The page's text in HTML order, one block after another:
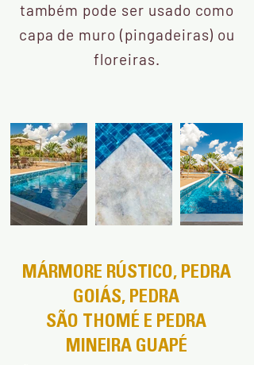
também pode ser usado como
capa de muro (pingadeiras) ou
floreiras.
MÁRMORE RÚSTICO, PEDRA
GOIÁS, PEDRA
SÃO THOMÉ E PEDRA
MINEIRA GUAPÉ